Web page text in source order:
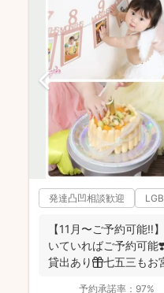
発達凸凹相談歓迎
【11月〜ご予約可能‼︎
いていればご予約可能
貸出あり🎁七五三もお
予約承諾率： 97%